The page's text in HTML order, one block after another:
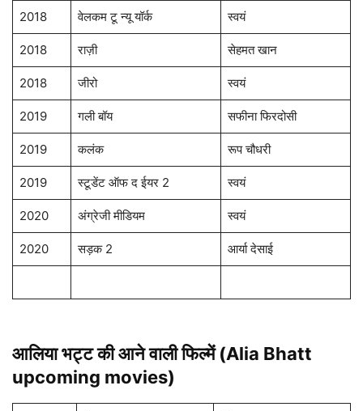
2018 वेलकम टू न्यू यॉर्क स्वयं
2018 राज़ी सेहमत खान
2018 जीरो स्वयं
2019 गली बॉय सफीना फिरदोसी
2019 कलंक रूप चौधरी
2019 स्टूडेंट ऑफ द ईयर 2 स्वयं
2020 अंग्रेजी मीडियम स्वयं
2020 सड़क 2 आर्या देसाई
आलिया भट्ट की आने वाली फिल्में (Alia Bhatt
upcoming movies)